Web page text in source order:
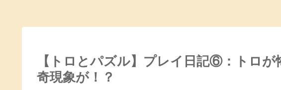
【トロとパズル】プレイ日記⑥：トロ
奇現象が！？